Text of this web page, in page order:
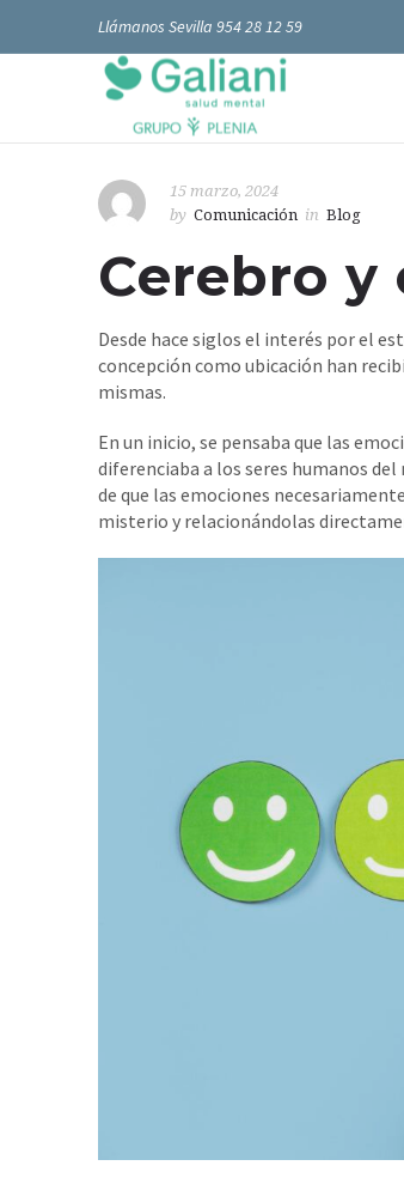
Llámanos Sevilla 954 28 12 59
15 marzo, 2024
by Comunicación in Blog
Cerebro y
Desde hace siglos el interés por el
concepción como ubicación han
mismas.
En un inicio, se pensaba que las
diferenciaba a los seres humanos
de que las emociones
misterio y relacionándolas